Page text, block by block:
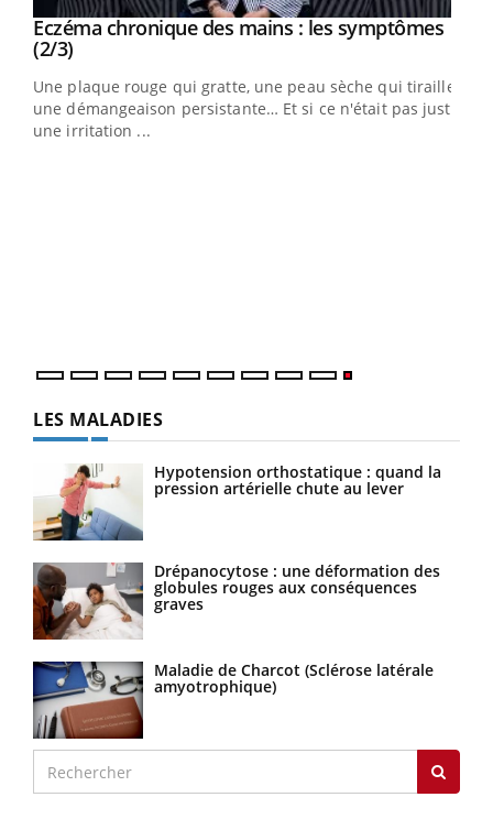
Youtube
Eczéma chronique des mains : les symptômes
(2/3)Youtube
Une plaque rouge qui gratte, une peau sèche qui tiraille,
une démangeaison persistante… Et si ce n'était pas juste
une irritation ...
LES MALADIES
Hypotension orthostatique : quand la
pression artérielle chute au lever
Drépanocytose : une déformation des
globules rouges aux conséquences
graves
Maladie de Charcot (Sclérose latérale
amyotrophique)